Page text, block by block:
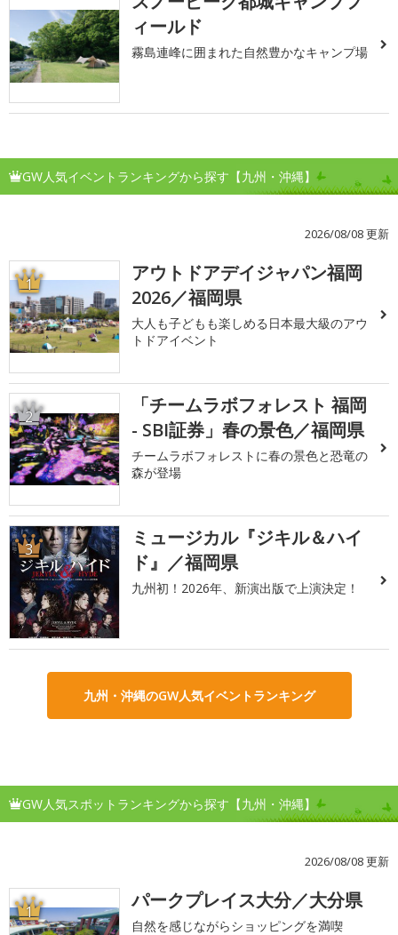
ィールド
霧島連峰に囲まれた自然豊かなキャンプ場
GW人気イベントランキングから探す【九州・沖縄】
2026/08/08 更新
1
アウトドアデイジャパン福岡
2026／福岡県
大人も子どもも楽しめる日本最大級のアウ
トドアイベント
2
「チームラボフォレスト 福岡
- SBI証券」春の景色／福岡県
チームラボフォレストに春の景色と恐竜の
森が登場
3
ミュージカル『ジキル＆ハイ
ド』／福岡県
九州初！2026年、新演出版で上演決定！
九州・沖縄のGW人気イベントランキング
GW人気スポットランキングから探す【九州・沖縄】
2026/08/08 更新
1 パークプレイス大分／大分県
自然を感じながらショッピングを満喫